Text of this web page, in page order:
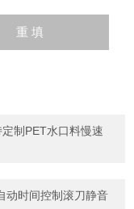
制PET水口料慢速
动时间控制滚刀静音